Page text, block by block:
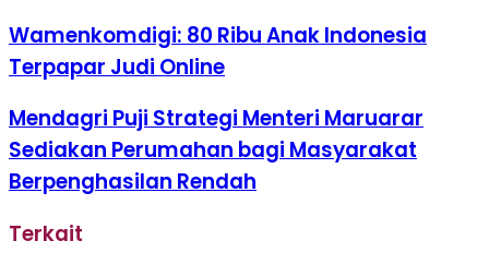
Wamenkomdigi: 80 Ribu Anak Indonesia
Terpapar Judi Online
Mendagri Puji Strategi Menteri Maruarar
Sediakan Perumahan bagi Masyarakat
Berpenghasilan Rendah
Terkait